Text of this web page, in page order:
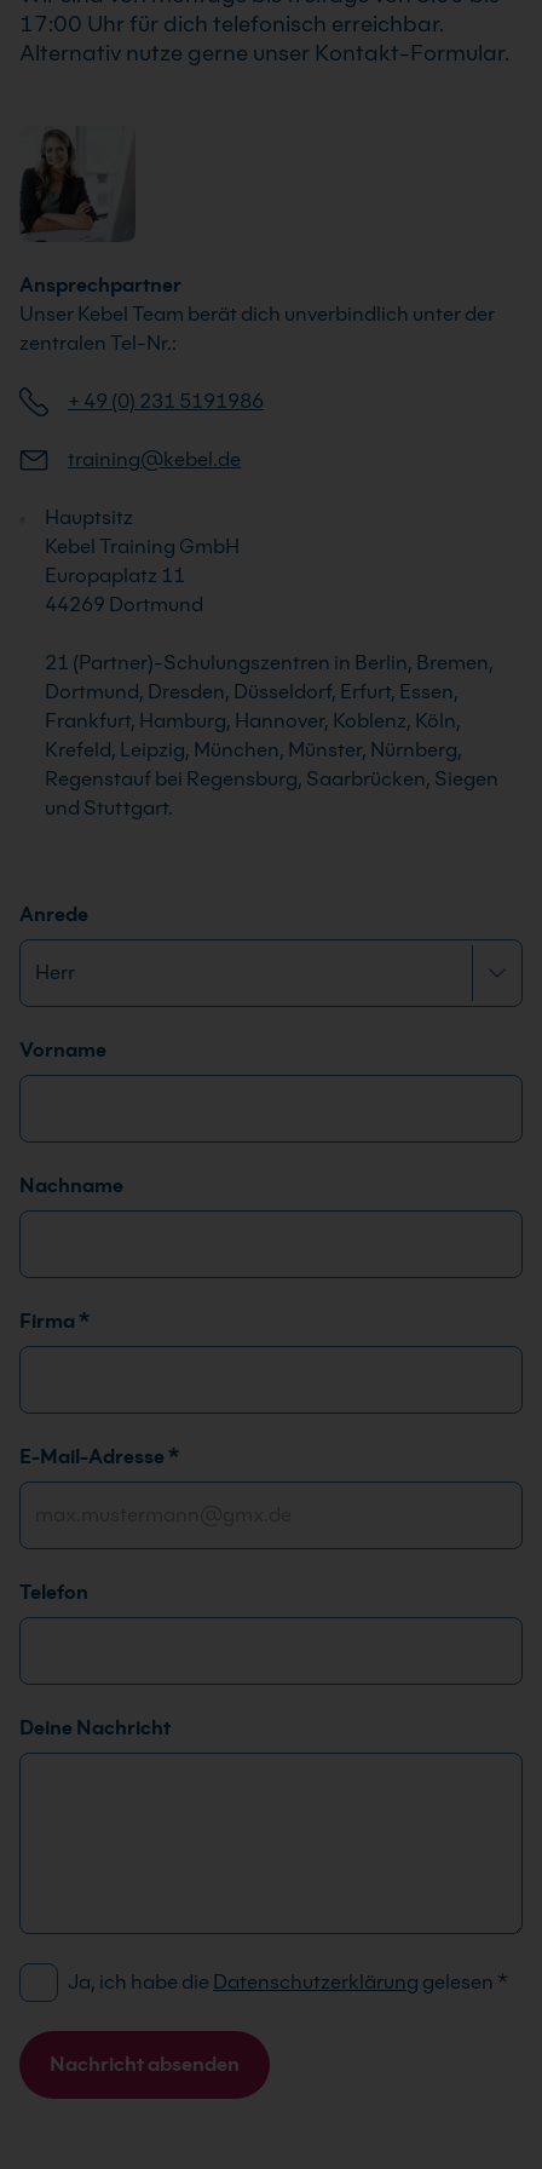
17:00 Uhr für dich telefonisch erreichbar.
Alternativ nutze gerne unser Kontakt-Formular.
Ansprechpartner
Unser Kebel Team berät dich unverbindlich unter der
zentralen Tel-Nr.:
+ 49 (0) 231 5191986
training@kebel.de
Hauptsitz
Kebel Training GmbH
Europaplatz 11
44269 Dortmund
21 (Partner)-Schulungszentren in Berlin, Bremen,
Dortmund, Dresden, Düsseldorf, Erfurt, Essen,
Frankfurt, Hamburg, Hannover, Koblenz, Köln,
Krefeld, Leipzig, München, Münster, Nürnberg,
Regenstauf bei Regensburg, Saarbrücken, Siegen
und Stuttgart.
Anrede
Name*
Vorname
Nachname
Firma *
F
i
m
T
e
e
f
E-Mail-Adresse *
Telefon
Deine Nachricht
D
S
G
V
O
Ja, ich habe die Datenschutzerklärung gelesen *
Nachricht absenden